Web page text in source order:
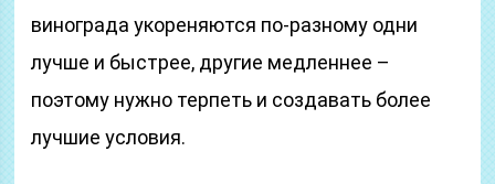
винограда укореняются по-разному одни
лучше и быстрее, другие медленнее –
поэтому нужно терпеть и создавать более
лучшие условия.